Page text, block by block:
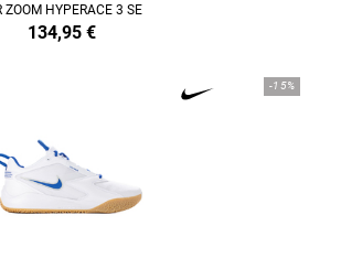
ZOOM HYPERACE 3 SE
134,95 €
-15%